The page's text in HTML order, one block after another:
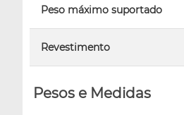
Peso máximo suportado
Revestimento
Pesos e Medidas